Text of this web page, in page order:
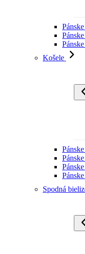
Košele
Spodná